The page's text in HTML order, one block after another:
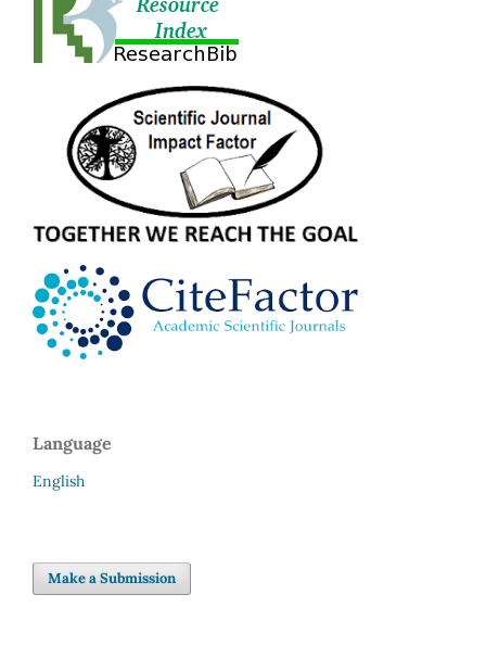
Language
English
Make a Submission